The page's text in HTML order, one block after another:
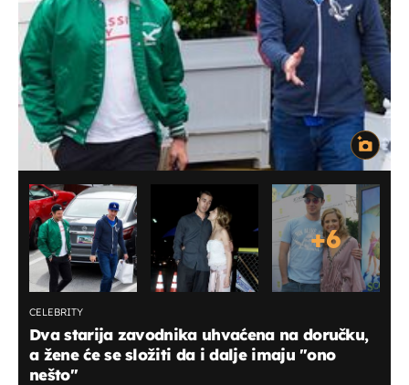
+6
CELEBRITY
Dva starija zavodnika uhvaćena na doručku,
a žene će se složiti da i dalje imaju "ono
nešto"